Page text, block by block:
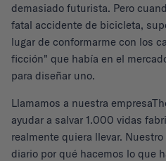
demasiado futurista. Pero
fatal accidente de bicicleta,
lugar de conformarme con los
ficción" que había en el
para diseñar uno.
Llamamos a nuestra
ayudar a salvar 1.000 vidas
realmente quiera llevar.
diario por qué hacemos lo que